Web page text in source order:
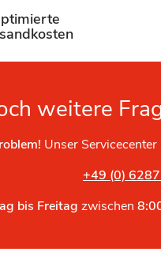
weitere
Unser
+49 (0)
bis Freitag zwischen